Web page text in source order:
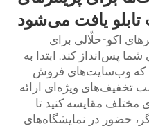
تابلو یافت می‌شود
اکو-حلّالی برای
شما پس‌انداز کند. ابتدا به
که وب‌سایت‌های فروش
تخفیف‌های ویژه‌ای ارائه
مختلف مقایسه کنید تا
حضور در نمایشگاه‌های